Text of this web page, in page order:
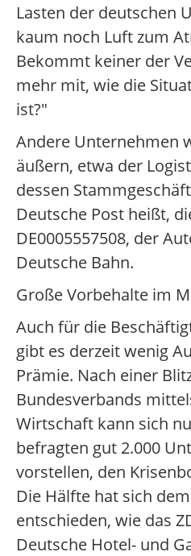
Lasten der deutschen
kaum noch Luft zum
Bekommt keiner der
mehr mit, wie die
ist?"
Andere Unternehmen
äußern, etwa der
dessen
Deutsche Post heißt,
DE0005557508, der
Deutsche Bahn.
Große Vorbehalte im
Auch für die
gibt es derzeit wenig
Prämie. Nach einer
Bundesverbands
Wirtschaft kann sich
befragten gut 2.000
vorstellen, den
Die Hälfte hat sich
entschieden, wie das
Deutsche Hotel- und